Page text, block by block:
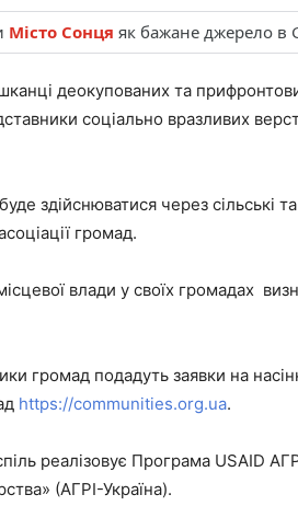
Місто Сонця як бажане джерело в
деокупованих та
соціально вразливих
здійснюватися через сільські
громад.
влади у своїх громадах
громад подадуть заявки на
https://communities.org.ua.
реалізовує Програма USAID
(АГРІ-Україна).